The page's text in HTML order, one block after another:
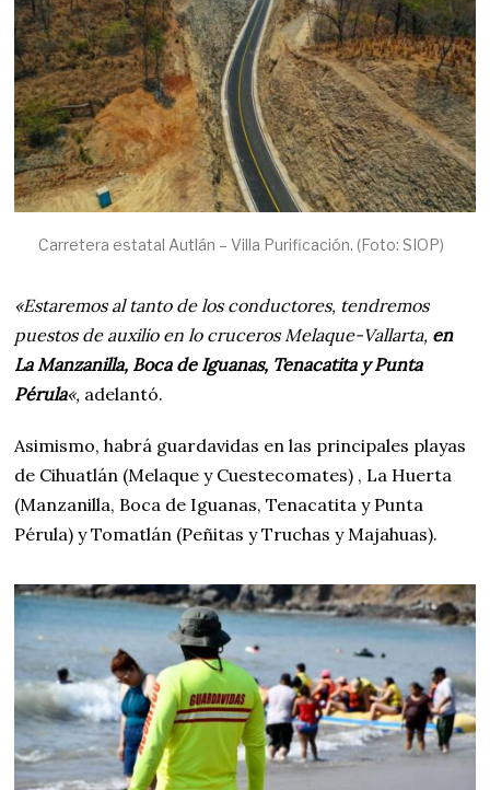
Carretera estatal Autlán – Villa Purificación. (Foto: SIOP)
«Estaremos al tanto de los conductores, tendremos
puestos de auxilio en lo cruceros Melaque-Vallarta, en
La Manzanilla, Boca de Iguanas, Tenacatita y Punta
Pérula«, adelantó.
Asimismo, habrá guardavidas en las principales playas
de Cihuatlán (Melaque y Cuestecomates) , La Huerta
(Manzanilla, Boca de Iguanas, Tenacatita y Punta
Pérula) y Tomatlán (Peñitas y Truchas y Majahuas).